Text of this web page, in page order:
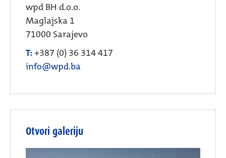
wpd BH d.o.o.
Maglajska 1
71000 Sarajevo
T:+387 (0) 36 314 417
info@wpd.ba
Otvori galeriju